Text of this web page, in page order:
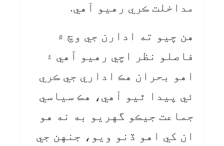
مداخلت ڪري رهيو آهي.
هن چيو ته ادارن جي وچ ۾
فاصلو نظر اچي رهيو آهي ۽
اهو بحران هڪ اداري جي ڪري
ئي پيدا ٿيو آهي، هڪ سياسي
جماعت جيڪو گهريو به نه هو
ان کي اهو ڏنو ويو، جنهن جي